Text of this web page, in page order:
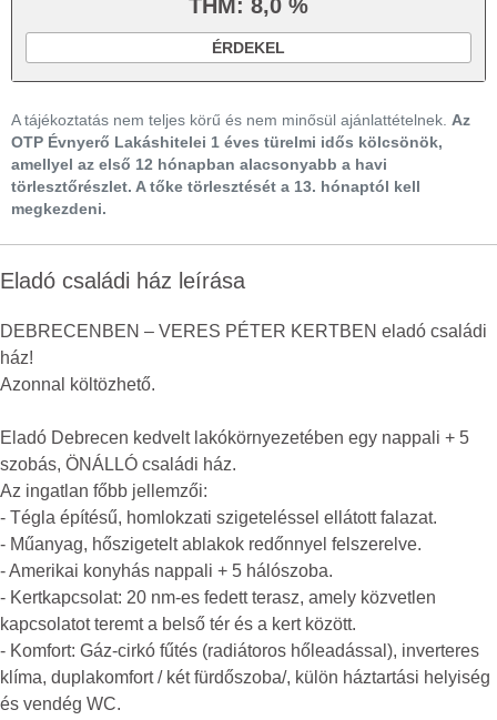
THM: 8,0 %
ÉRDEKEL
A tájékoztatás nem teljes körű és nem minősül ajánlattételnek. Az
OTP Évnyerő Lakáshitelei 1 éves türelmi idős kölcsönök,
amellyel az első 12 hónapban alacsonyabb a havi
törlesztőrészlet. A tőke törlesztését a 13. hónaptól kell
megkezdeni.
Eladó családi ház leírása
DEBRECENBEN – VERES PÉTER KERTBEN eladó családi
ház!
Azonnal költözhető.
Eladó Debrecen kedvelt lakókörnyezetében egy nappali + 5
szobás, ÖNÁLLÓ családi ház.
Az ingatlan főbb jellemzői:
- Tégla építésű, homlokzati szigeteléssel ellátott falazat.
- Műanyag, hőszigetelt ablakok redőnnyel felszerelve.
- Amerikai konyhás nappali + 5 hálószoba.
- Kertkapcsolat: 20 nm-es fedett terasz, amely közvetlen
kapcsolatot teremt a belső tér és a kert között.
- Komfort: Gáz-cirkó fűtés (radiátoros hőleadással), inverteres
klíma, duplakomfort / két fürdőszoba/, külön háztartási helyiség
és vendég WC.